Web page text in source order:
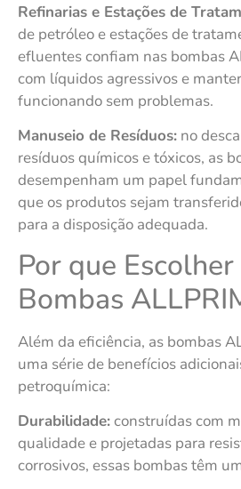
Refinarias e Estações de
de petróleo e estações de
efluentes confiam nas bombas
com líquidos agressivos e
funcionando sem problemas.
Manuseio de Resíduos: no
resíduos químicos e tóxicos, as
desempenham um papel
que os produtos sejam
para a disposição adequada.
Por que Escolher
Bombas
Além da eficiência, as bombas
uma série de benefícios
petroquímica:
Durabilidade:construídas com
qualidade e projetadas para
corrosivos, essas bombas têm